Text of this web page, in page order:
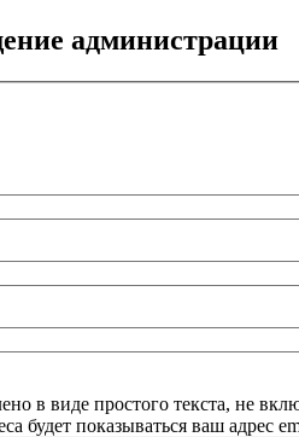
администрации
в виде простого текста, не
будет показываться ваш адрес